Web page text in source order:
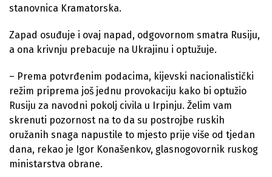
stanovnica Kramatorska.
Zapad osuđuje i ovaj napad, odgovornom smatra Rusiju,
a ona krivnju prebacuje na Ukrajinu i optužuje.
– Prema potvrđenim podacima, kijevski nacionalistički
režim priprema još jednu provokaciju kako bi optužio
Rusiju za navodni pokolj civila u Irpinju. Želim vam
skrenuti pozornost na to da su postrojbe ruskih
oružanih snaga napustile to mjesto prije više od tjedan
dana, rekao je Igor Konašenkov, glasnogovornik ruskog
ministarstva obrane.